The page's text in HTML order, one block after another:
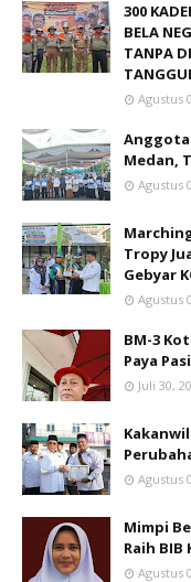
300
BELA
TANPA
Agustus
Anggota
Medan,
Agustus
Tropy
Gebyar
Agustus
BM-3
Paya
Juli 30,
Agustus
Mimpi
Raih
Agustus